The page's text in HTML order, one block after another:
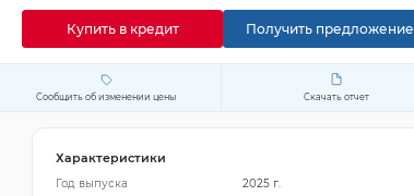
Купить в кредит Получить предложение
Сообщить об изменении цены Скачать отчет
Характеристики
Год выпуска
2025 г.